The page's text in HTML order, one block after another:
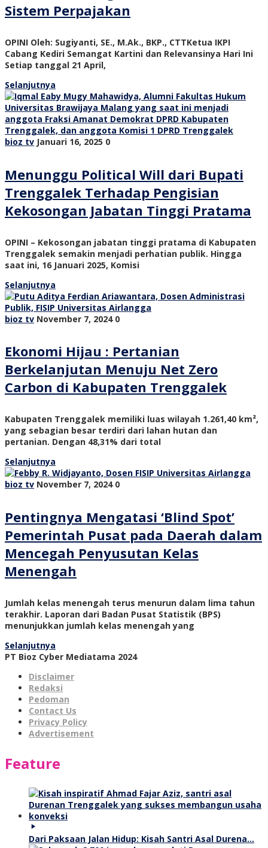
Sistem Perpajakan
OPINI Oleh: Sugiyanti, SE., M.Ak., BKP., CTTKetua IKPI
Cabang Kediri Semangat Kartini dan Relevansinya Hari Ini
Setiap tanggal 21 April,
Selanjutnya
bioz tv Januari 16, 2025 0
Menunggu Political Will dari Bupati
Trenggalek Terhadap Pengisian
Kekosongan Jabatan Tinggi Pratama
OPINI – Kekosongan jabatan tinggi pratama di Kabupaten
Trenggalek semakin menjadi perhatian publik. Hingga
saat ini, 16 Januari 2025, Komisi
Selanjutnya
bioz tv November 7, 2024 0
Ekonomi Hijau : Pertanian
Berkelanjutan Menuju Net Zero
Carbon di Kabupaten Trenggalek
Kabupaten Trenggalek memiliki luas wilayah 1.261,40 km²,
yang sebagian besar terdiri dari lahan hutan dan
pertanian. Dengan 48,31% dari total
Selanjutnya
bioz tv November 7, 2024 0
Pentingnya Mengatasi ‘Blind Spot’
Pemerintah Pusat pada Daerah dalam
Mencegah Penyusutan Kelas
Menengah
Jumlah kelas menengah terus menurun dalam lima tahun
terakhir. Laporan dari Badan Pusat Statistik (BPS)
menunjukkan jumlah kelas menengah yang
Selanjutnya
PT Bioz Cyber Mediatama 2024
Disclaimer
Redaksi
Pedoman
Contact Us
Privacy Policy
Advertisement
Feature
Dari Paksaan Jalan Hidup: Kisah Santri Asal Durena…